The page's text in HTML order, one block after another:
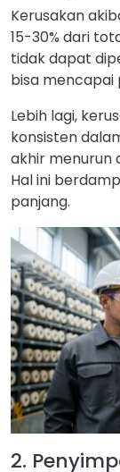
Kerusakan
15-30% dari
tidak dapat
bisa mencapai
Lebih lagi,
konsisten
akhir menurun
Hal ini
panjang.
2.